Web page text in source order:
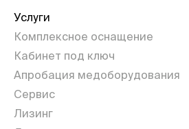
Услуги
Комплексное оснащение
Кабинет под ключ
Апробация медоборудования
Сервис
Лизинг